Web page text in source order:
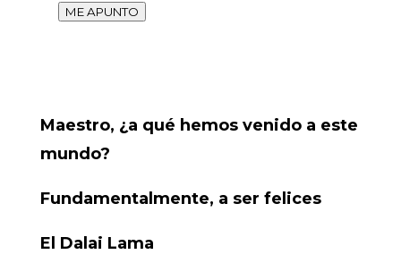
ME APUNTO
Maestro, ¿a qué hemos venido a este
mundo?
Fundamentalmente, a ser felices
El Dalai Lama